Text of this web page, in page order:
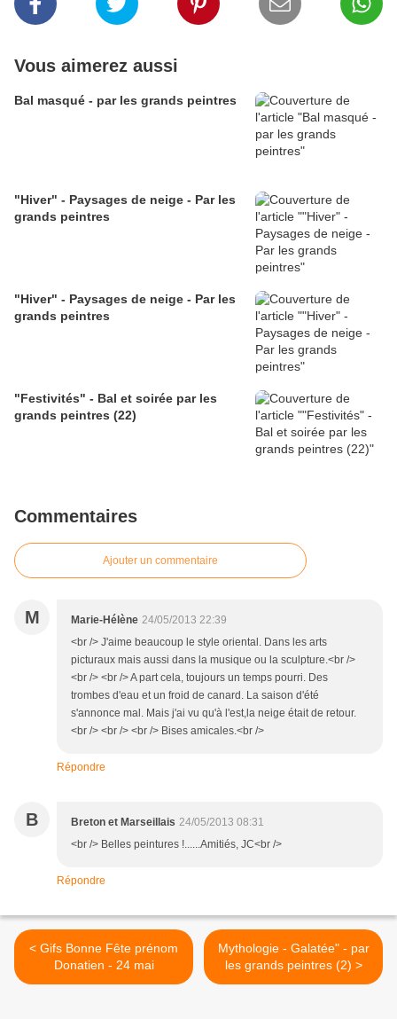
Vous aimerez aussi
Bal masqué - par les grands peintres
"Hiver" - Paysages de neige - Par les
grands peintres
"Hiver" - Paysages de neige - Par les
grands peintres
"Festivités" - Bal et soirée par les
grands peintres (22)
Commentaires
Ajouter un commentaire
M Marie-Hélène 24/05/2013 22:39
<br /> J'aime beaucoup le style oriental. Dans les arts
picturaux mais aussi dans la musique ou la sculpture.<br />
<br /> <br /> A part cela, toujours un temps pourri. Des
trombes d'eau et un froid de canard. La saison d'été
s'annonce mal. Mais j'ai vu qu'à l'est,la neige était de retour.
<br /> <br /> <br /> Bises amicales.<br />
Répondre
B Breton et Marseillais 24/05/2013 08:31
<br /> Belles peintures !......Amitiés, JC<br />
Répondre
< Gifs Bonne Fête prénom
Donatien - 24 mai
Mythologie - Galatée" - par
les grands peintres (2) >